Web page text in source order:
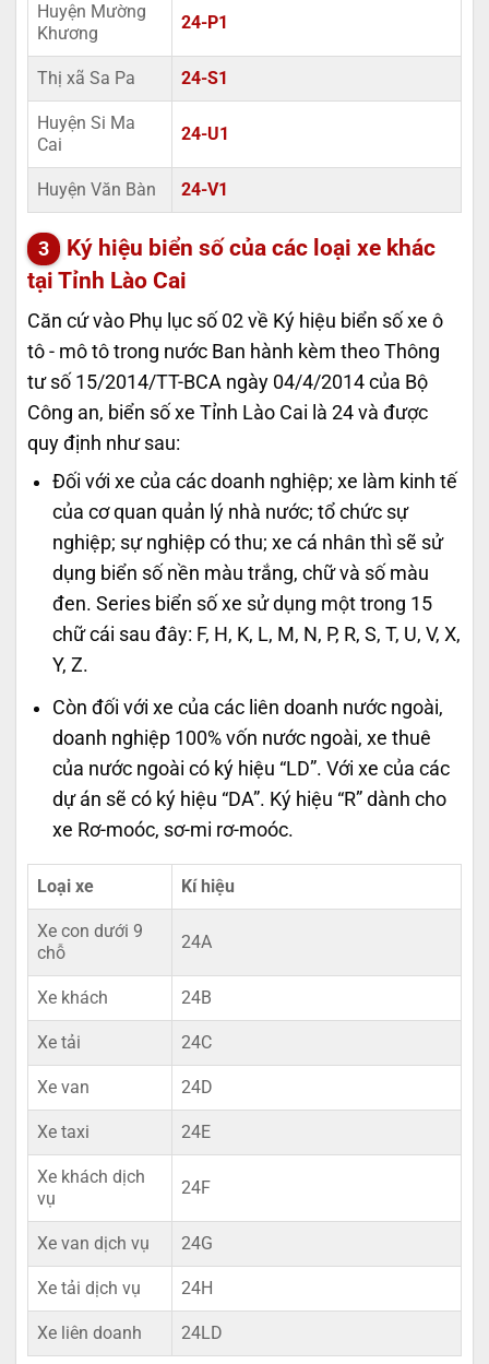
Huyện Mường
Khương
24-P1
Thị xã Sa Pa 24-S1
Huyện Si Ma
Cai
24-U1
Huyện Văn Bàn 24-V1
Ký hiệu biển số của các loại xe khác
tại Tỉnh Lào Cai
Căn cứ vào Phụ lục số 02 về Ký hiệu biển số xe ô
tô - mô tô trong nước Ban hành kèm theo Thông
tư số 15/2014/TT-BCA ngày 04/4/2014 của Bộ
Công an, biển số xe Tỉnh Lào Cai là 24 và được
quy định như sau:
Đối với xe của các doanh nghiệp; xe làm kinh tế
của cơ quan quản lý nhà nước; tổ chức sự
nghiệp; sự nghiệp có thu; xe cá nhân thì sẽ sử
dụng biển số nền màu trắng, chữ và số màu
đen. Series biển số xe sử dụng một trong 15
chữ cái sau đây: F, H, K, L, M, N, P, R, S, T, U, V, X,
Y, Z.
Còn đối với xe của các liên doanh nước ngoài,
doanh nghiệp 100% vốn nước ngoài, xe thuê
của nước ngoài có ký hiệu “LD”. Với xe của các
dự án sẽ có ký hiệu “DA”. Ký hiệu “R” dành cho
xe Rơ-moóc, sơ-mi rơ-moóc.
Loại xe Kí hiệu
Xe con dưới 9
chỗ
24A
Xe khách 24B
Xe tải 24C
Xe van 24D
Xe taxi 24E
Xe khách dịch
vụ
24F
Xe van dịch vụ 24G
Xe tải dịch vụ 24H
Xe liên doanh 24LD